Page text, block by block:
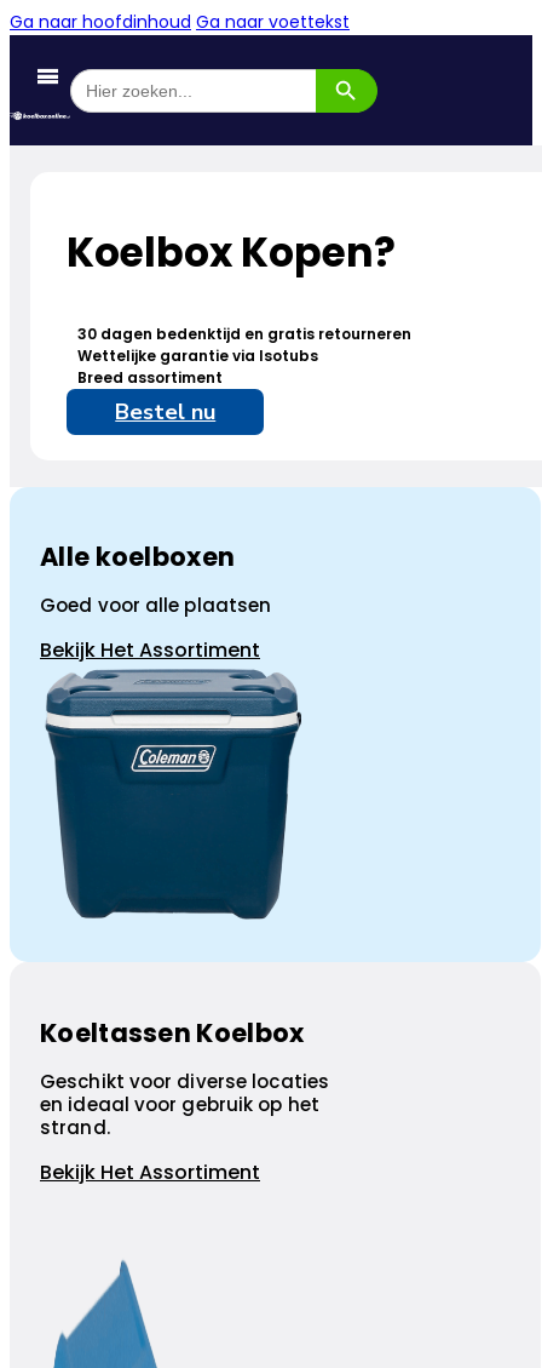
Ga naar hoofdinhoud Ga naar voettekst
Zoek
naar:
Zoekknop
Koelbox Kopen?
30 dagen bedenktijd en gratis retourneren
Wettelijke garantie via Isotubs
Breed assortiment
Bestel nu
Alle koelboxen
Goed voor alle plaatsen
Bekijk Het Assortiment
Koeltassen Koelbox
Geschikt voor diverse locaties
en ideaal voor gebruik op het
strand.
Bekijk Het Assortiment